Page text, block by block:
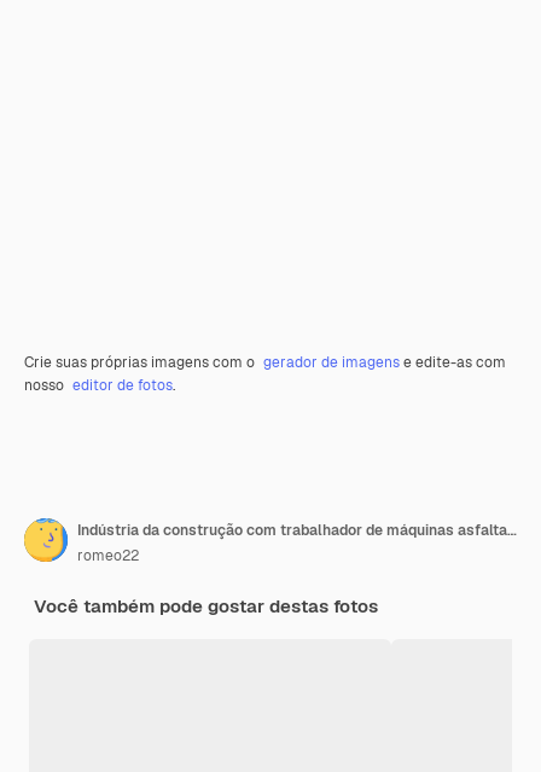
Crie suas próprias imagens com o gerador de imagense edite-as com
nosso editor de fotos.
Indústria da construção com trabalhador de máquinas asfaltando máquinas de construção ao ar livre em uma indústria de manufatura com trabalhador da construção civil usado maquinário pesado
romeo22
Você também pode gostar destas fotos